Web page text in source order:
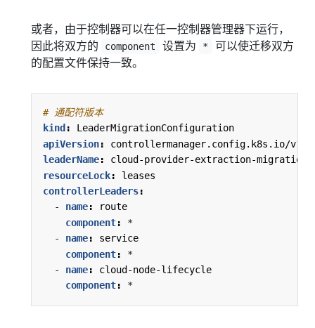
或者，由于控制器可以在任一控制器管理器下运行，
因此将双方的
component 设置为 *
可以使迁移双方
的配置文件保持一致。
# 通配符版本
kind :
LeaderMigrationConfiguration
apiVersion:
controllermanager.config.k8s.io/v1
leaderName:
cloud-provider-extraction-migration
resourceLock:
leases
controllerLeaders:
- name:
route
component:
*
- name:
service
component:
*
- name:
cloud-node-lifecycle
component: *